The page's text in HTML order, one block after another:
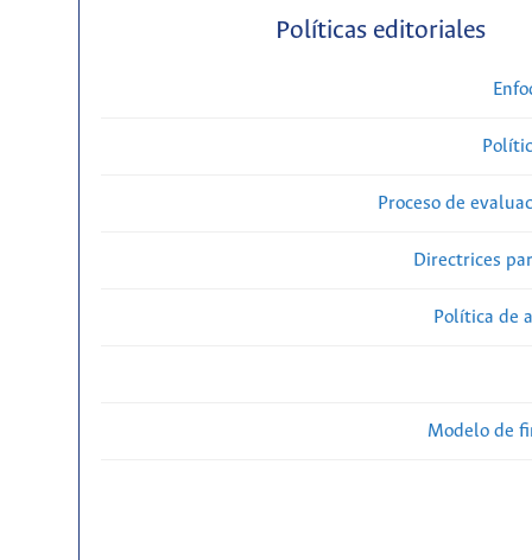
Políticas editoriales
Proceso de
Directrices
Política de
Modelo de